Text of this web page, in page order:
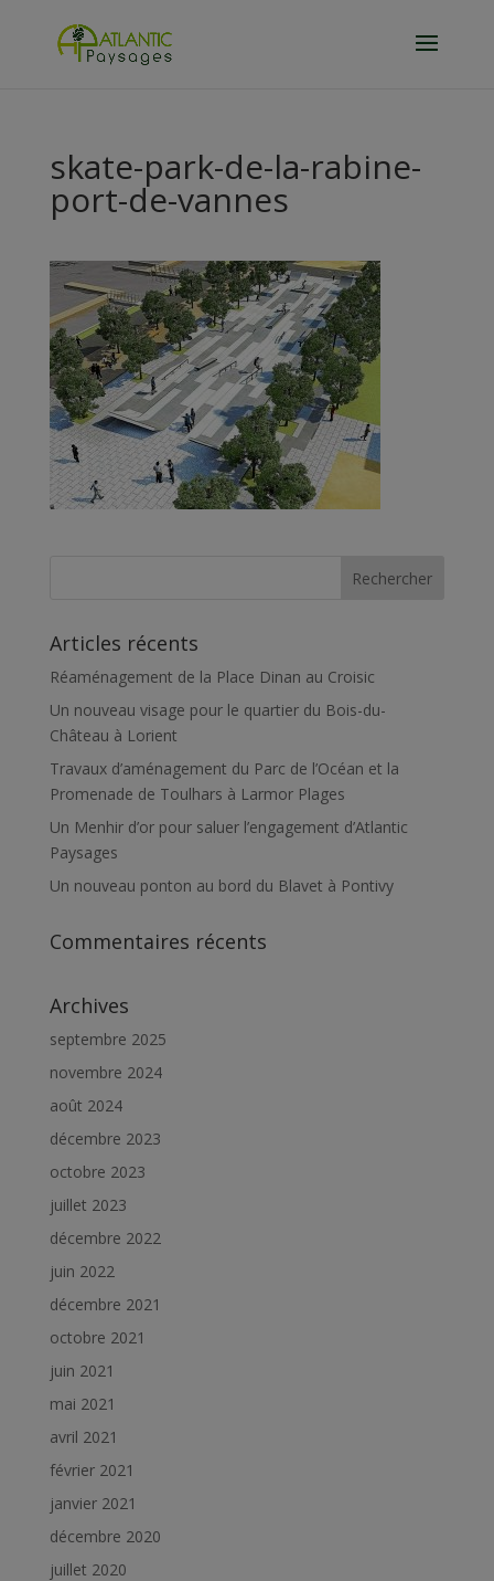
skate-park-de-la-rabine-
port-de-vannes
Articles récents
Réaménagement de la Place Dinan au Croisic
Un nouveau visage pour le quartier du Bois-du-
Château à Lorient
Travaux d’aménagement du Parc de l’Océan et la
Promenade de Toulhars à Larmor Plages
Un Menhir d’or pour saluer l’engagement d’Atlantic
Paysages
Un nouveau ponton au bord du Blavet à Pontivy
Commentaires récents
Archives
septembre 2025
novembre 2024
août 2024
décembre 2023
octobre 2023
juillet 2023
décembre 2022
juin 2022
décembre 2021
octobre 2021
juin 2021
mai 2021
avril 2021
février 2021
janvier 2021
décembre 2020
juillet 2020